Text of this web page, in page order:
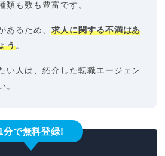
類も数も豊富です。
あるため、 求人に関する不満はあ
う。
い人は、紹介した転職エージェン
。
分で無料登録!